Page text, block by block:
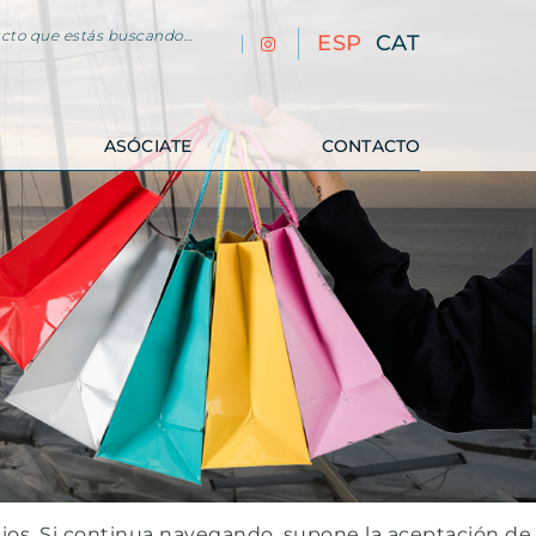
que estás buscando... ESP CAT
ASÓCIATE CONTACTO